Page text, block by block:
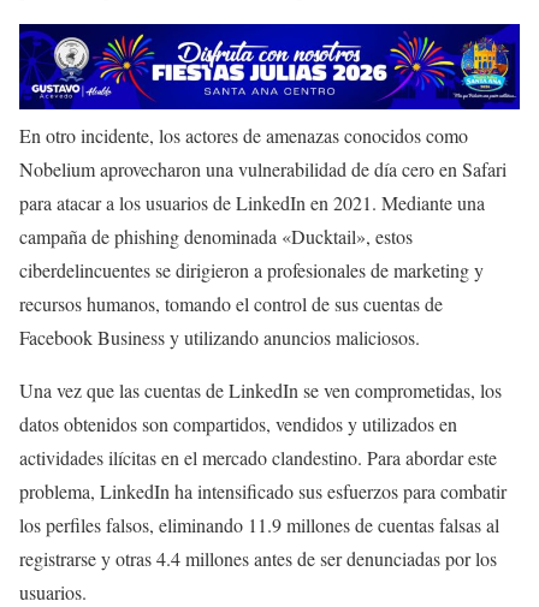
En otro incidente, los actores de amenazas conocidos como
Nobelium aprovecharon una vulnerabilidad de día cero en Safari
para atacar a los usuarios de LinkedIn en 2021. Mediante una
campaña de phishing denominada «Ducktail», estos
ciberdelincuentes se dirigieron a profesionales de marketing y
recursos humanos, tomando el control de sus cuentas de
Facebook Business y utilizando anuncios maliciosos.
Una vez que las cuentas de LinkedIn se ven comprometidas, los
datos obtenidos son compartidos, vendidos y utilizados en
actividades ilícitas en el mercado clandestino. Para abordar este
problema, LinkedIn ha intensificado sus esfuerzos para combatir
los perfiles falsos, eliminando 11.9 millones de cuentas falsas al
registrarse y otras 4.4 millones antes de ser denunciadas por los
usuarios.